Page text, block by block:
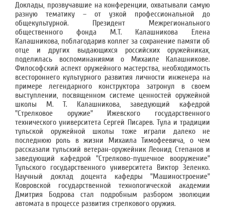
Доклады, прозвучавшие на конференции, охватывали самую
разную тематику – от узкой профессиональной до
общекультурной. Президент Межрегионального
общественного фонда М.Т. Калашникова Елена
Калашникова, поблагодарив коллег за сохранение памяти об
отце и других выдающихся российских оружейниках,
поделилась воспоминаниями о Михаиле Калашникове.
Философский аспект оружейного мастерства, необходимость
всестороннего культурного развития личности инженера на
примере легендарного конструктора затронул в своем
выступлении, посвященном системе ценностей оружейной
школы М. Т. Калашникова, заведующий кафедрой
"Стрелковое оружие" Ижевского государственного
технического университета Сергей Писарев. Тула и традиции
тульской оружейной школы тоже играли далеко не
последнюю роль в жизни Михаила Тимофеевича, о чем
рассказали тульский ветеран-оружейник Леонид Степанов и
заведующий кафедрой "Стрелково-пушечное вооружение"
Тульского государственного университета Виктор Зеленко.
Научный доклад доцента кафедры "Машиностроение"
Ковровской государственной технологической академии
Дмитрия Бодрова стал подробным разбором эволюции
автомата в процессе развития стрелкового оружия.